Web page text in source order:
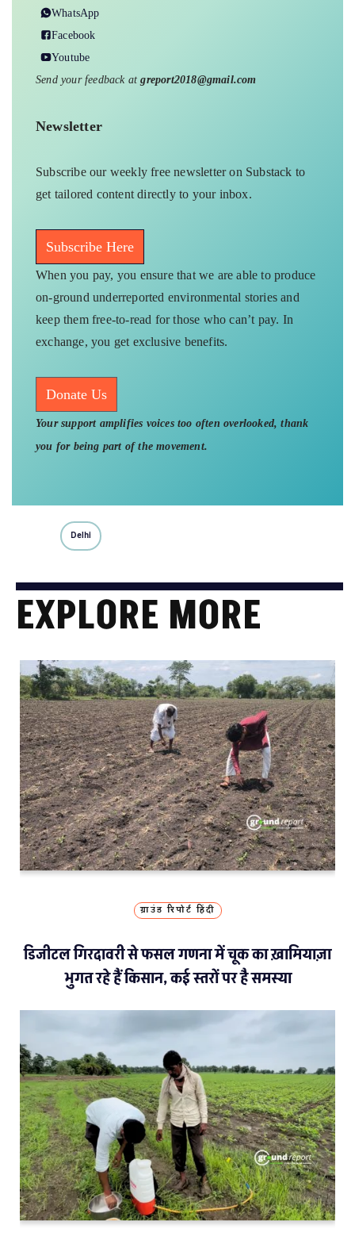
WhatsApp
Facebook
Youtube
Send your feedback atgreport2018@gmail.com
Newsletter
Subscribe our weekly free newsletter on Substack to
get tailored content directly to your inbox.
Subscribe Here
When you pay, you ensure that we are able to produce
on-ground underreported environmental stories and
keep them free-to-read for those who can’t pay. In
exchange, you get exclusive benefits.
Donate Us
Your support amplifies voices too often overlooked, thank
you for being part of the movement.
Delhi
EXPLORE MORE
ग्राउंड रिपोर्ट हिंदी
डिजीटल गिरदावरी से फसल गणना में चूक का ख़ामियाज़ा
भुगत रहे हैं किसान, कई स्तरों पर है समस्या